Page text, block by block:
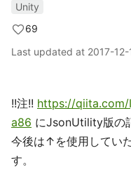
Unity
69
Last updated at 2017-12-
!!注!! https://
a86 にJsonUtility版の
今後は↑を使用してい
す。